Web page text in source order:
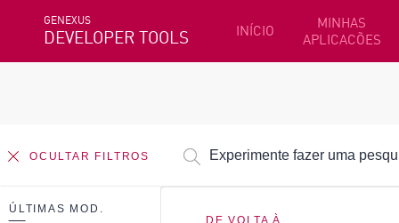
GENEXUS
DEVELOPER TOOLS INÍCIO
MINHAS
APLICACÕES